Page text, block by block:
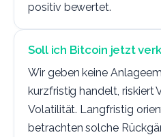
positiv bewertet.
Soll ich Bitcoin jetzt
Wir geben keine
kurzfristig handelt, riskiert
Volatilität. Langfristig
betrachten solche